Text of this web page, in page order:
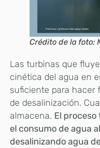
Crédito de la foto:
Las turbinas que
cinética del agua en
suficiente para hacer
de desalinización.
almacena. El
el consumo de agua
desalinizando agua